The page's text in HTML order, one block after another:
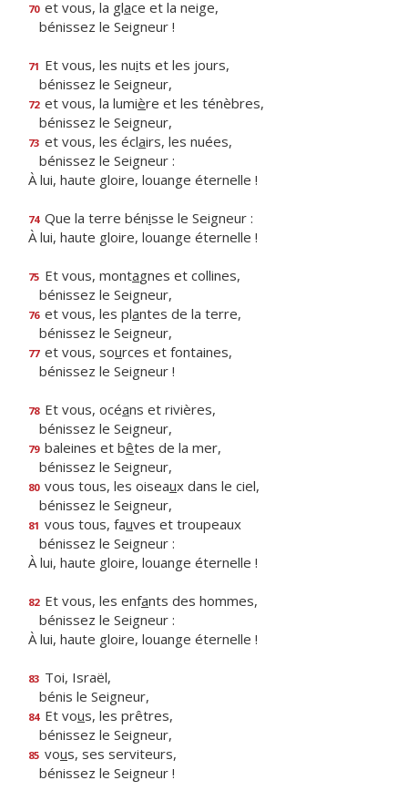
70 et vous, la glace et la neige,
bénissez le Seigneur !
71 Et vous, les nuits et les jours,
bénissez le Seigneur,
72 et vous, la lumière et les ténèbres,
bénissez le Seigneur,
73 et vous, les éclairs, les nuées,
bénissez le Seigneur :
À lui, haute gloire, louange éternelle !
74 Que la terre bénisse le Seigneur :
À lui, haute gloire, louange éternelle !
75 Et vous, montagnes et collines,
bénissez le Seigneur,
76 et vous, les plantes de la terre,
bénissez le Seigneur,
77 et vous, sources et fontaines,
bénissez le Seigneur !
78 Et vous, océans et rivières,
bénissez le Seigneur,
79 baleines et bêtes de la mer,
bénissez le Seigneur,
80 vous tous, les oiseaux dans le ciel,
bénissez le Seigneur,
81 vous tous, fauves et troupeaux
bénissez le Seigneur :
À lui, haute gloire, louange éternelle !
82 Et vous, les enfants des hommes,
bénissez le Seigneur :
À lui, haute gloire, louange éternelle !
83 Toi, Israël,
bénis le Seigneur,
84 Et vous, les prêtres,
bénissez le Seigneur,
85 vous, ses serviteurs,
bénissez le Seigneur !